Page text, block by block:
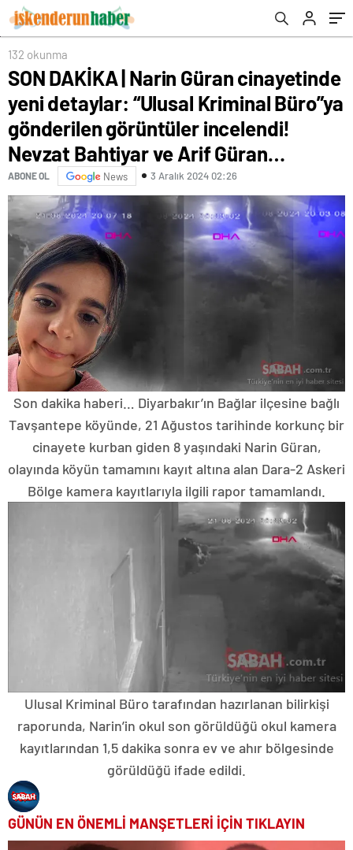
gönderilen görüntüler incelendi! Nevzat
Bahtiyar ve Arif Güran…
132 okunma
SON DAKİKA | Narin Güran cinayetinde
yeni detaylar: “Ulusal Kriminal Büro”ya
gönderilen görüntüler incelendi!
Nevzat Bahtiyar ve Arif Güran…
ABONE OL News 3 Aralık 2024 02:26
Son dakika haberi… Diyarbakır’ın Bağlar ilçesine bağlı
Tavşantepe köyünde, 21 Ağustos tarihinde korkunç bir
cinayete kurban giden 8 yaşındaki Narin Güran,
olayında köyün tamamını kayıt altına alan Dara-2 Askeri
Bölge kamera kayıtlarıyla ilgili rapor tamamlandı.
Ulusal Kriminal Büro tarafından hazırlanan bilirkişi
raporunda, Narin’in okul son görüldüğü okul kamera
kayıtlarından 1,5 dakika sonra ev ve ahır bölgesinde
görüldüğü ifade edildi.
GÜNÜN EN ÖNEMLİ MANŞETLERİ İÇİN TIKLAYIN